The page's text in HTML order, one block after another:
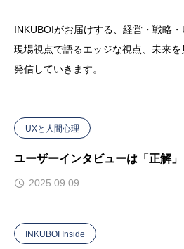
INKUBOIがお届けする、経営・戦略・
現場視点で語るエッジな視点、未来
発信していきます。
UXと人間心理
ユーザーインタビューは「正解
2025.09.09
INKUBOI Inside